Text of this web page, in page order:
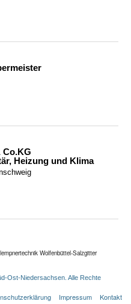
Co.KG
Heizung und Klima
Wolfenbüttel-Salzgitter
Ost-Niedersachsen. Alle Rechte
Impressum Kontakt